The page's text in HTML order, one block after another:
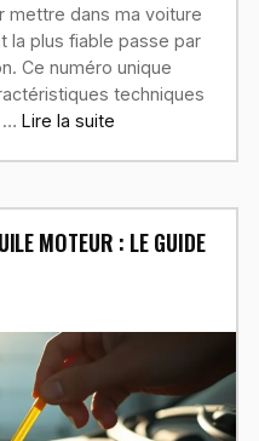
mettre dans ma voiture
la plus fiable passe par
Ce numéro unique
techniques
…Lire la suite
MOTEUR : LE GUIDE